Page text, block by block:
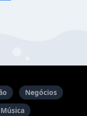
Negócios
Música